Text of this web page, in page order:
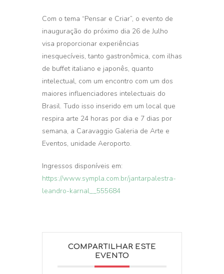
Com o tema “Pensar e Criar”, o evento de
inauguração do próximo dia 26 de Julho
visa proporcionar experiências
inesquecíveis, tanto gastronômica, com ilhas
de buffet italiano e japonês, quanto
intelectual, com um encontro com um dos
maiores influenciadores intelectuais do
Brasil. Tudo isso inserido em um local que
respira arte 24 horas por dia e 7 dias por
semana, a Caravaggio Galeria de Arte e
Eventos, unidade Aeroporto.
Ingressos disponíveis em:
https://www.sympla.com.br/jantarpalestra-
leandro-karnal__555684
COMPARTILHAR ESTE
EVENTO